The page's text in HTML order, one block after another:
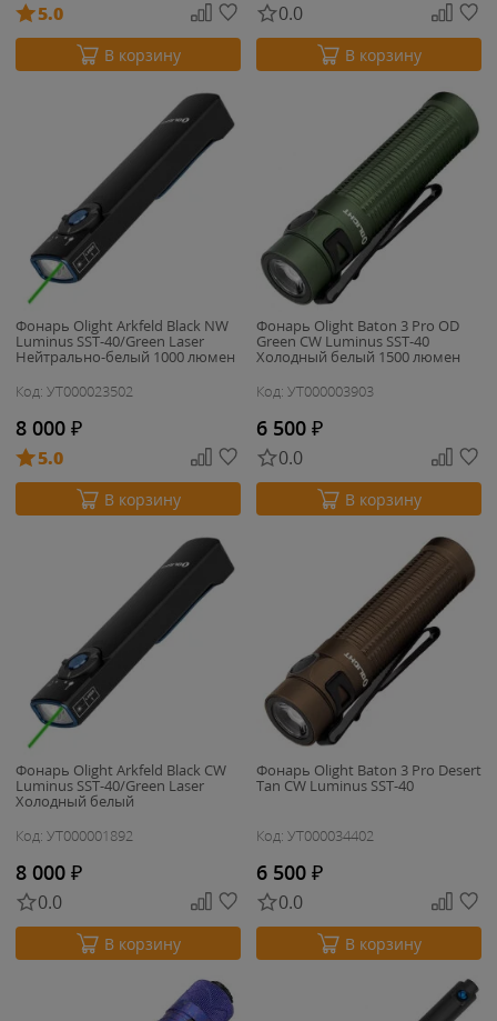
5.0
В корзину
0.0
В корзину
Фонарь Olight Arkfeld Black NW
Luminus SST-40/Green Laser
Нейтрально-белый 1000 люмен
Код: УТ000023502
8 000 ₽
5.0
В корзину
Фонарь Olight Baton 3 Pro OD
Green CW Luminus SST-40
Холодный белый 1500 люмен
Код: УТ000003903
6 500 ₽
0.0
В корзину
Фонарь Olight Arkfeld Black CW
Luminus SST-40/Green Laser
Холодный белый
Код: УТ000001892
8 000 ₽
0.0
В корзину
Фонарь Olight Baton 3 Pro Desert
Tan CW Luminus SST-40
Код: УТ000034402
6 500 ₽
0.0
В корзину